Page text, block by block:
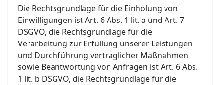
Die Rechtsgrundlage für die Einholung von
Einwilligungen ist Art. 6 Abs. 1 lit. a und Art. 7
DSGVO, die Rechtsgrundlage für die
Verarbeitung zur Erfüllung unserer Leistungen
und Durchführung vertraglicher Maßnahmen
sowie Beantwortung von Anfragen ist Art. 6 Abs.
1 lit. b DSGVO, die Rechtsgrundlage für die